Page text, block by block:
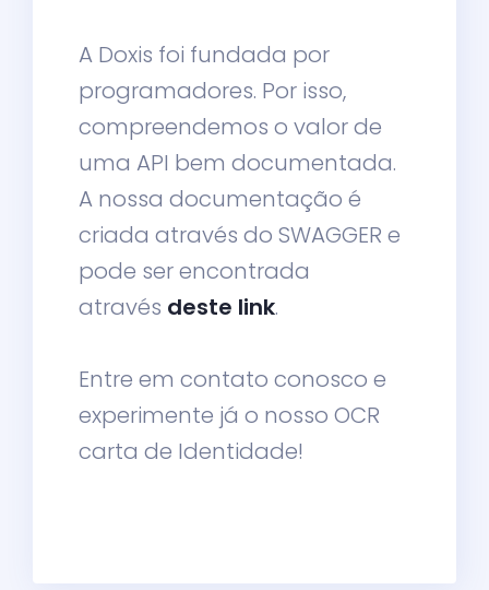
A Doxis foi fundada por
programadores. Por isso,
compreendemos o valor de
uma API bem documentada.
A nossa documentação é
criada através do SWAGGER e
pode ser encontrada
através deste link.
Entre em contato conosco e
experimente já o nosso OCR
carta de Identidade!